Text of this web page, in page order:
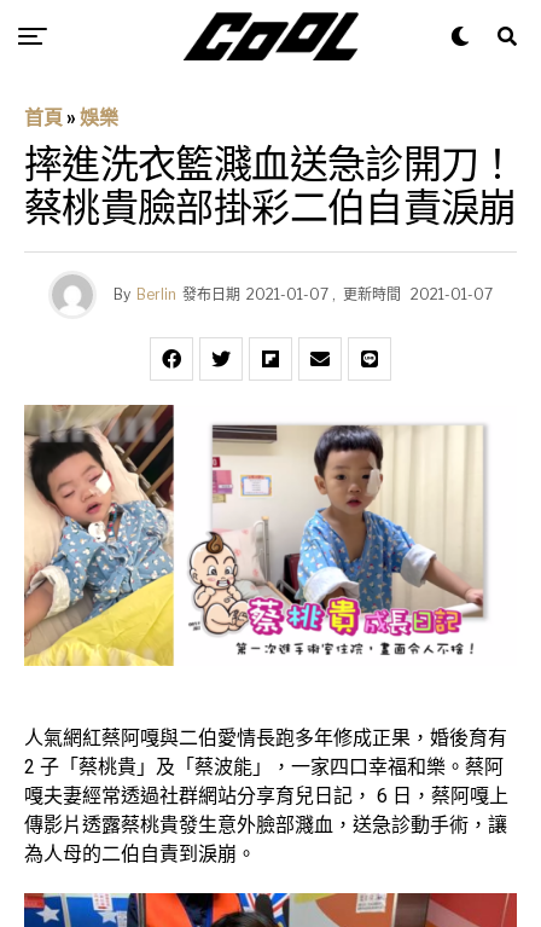
首頁 » 娛樂
摔進洗衣籃濺血送急診開刀！
蔡桃貴臉部掛彩二伯自責淚崩
By Berlin 發布日期 2021-01-07 , 更新時間 2021-01-07
人氣網紅蔡阿嘎與二伯愛情長跑多年修成正果，婚後育有
2 子「蔡桃貴」及「蔡波能」，一家四口幸福和樂。蔡阿
嘎夫妻經常透過社群網站分享育兒日記， 6 日，蔡阿嘎上
傳影片透露蔡桃貴發生意外臉部濺血，送急診動手術，讓
為人母的二伯自責到淚崩。